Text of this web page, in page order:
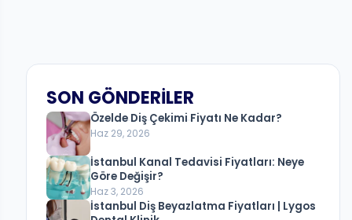
SON GÖNDERILER
Özelde Diş Çekimi Fiyatı Ne Kadar?
Haz 29, 2026
İstanbul Kanal Tedavisi Fiyatları: Neye
Göre Değişir?
Haz 3, 2026
İstanbul Diş Beyazlatma Fiyatları | Lygos